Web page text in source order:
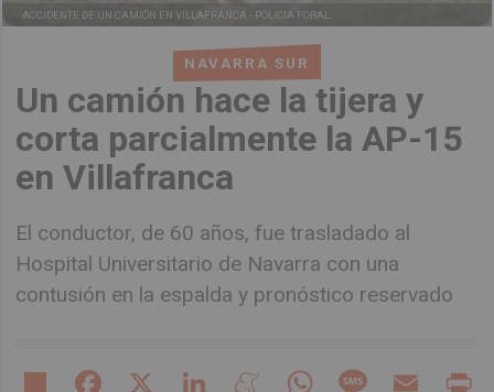
NAVARRA SUR
Un camión hace la tijera y
corta parcialmente la AP-15
en Villafranca
El conductor, de 60 años, fue trasladado al
Hospital Universitario de Navarra con una
contusión en la espalda y pronóstico reservado
ACCIDENTE DE UN CAMIÓN EN VILLAFRANCA - POLICIA FORAL
Share Facebook LinkedIn MeneameWhatsAppMessageEmail